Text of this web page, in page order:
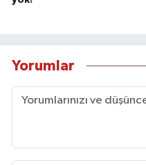
Yorumlar